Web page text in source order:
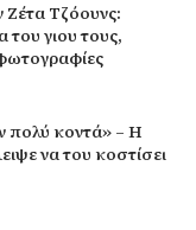
Τζόουνς:
του γιου τους,
πολύ κοντά» – Η
να του κοστίσει